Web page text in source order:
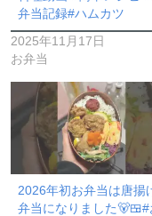
弁当記録#ハムカツ
2025年11月17日
お弁当
2026年初お弁当は唐揚
弁当になりました🐻🍱#